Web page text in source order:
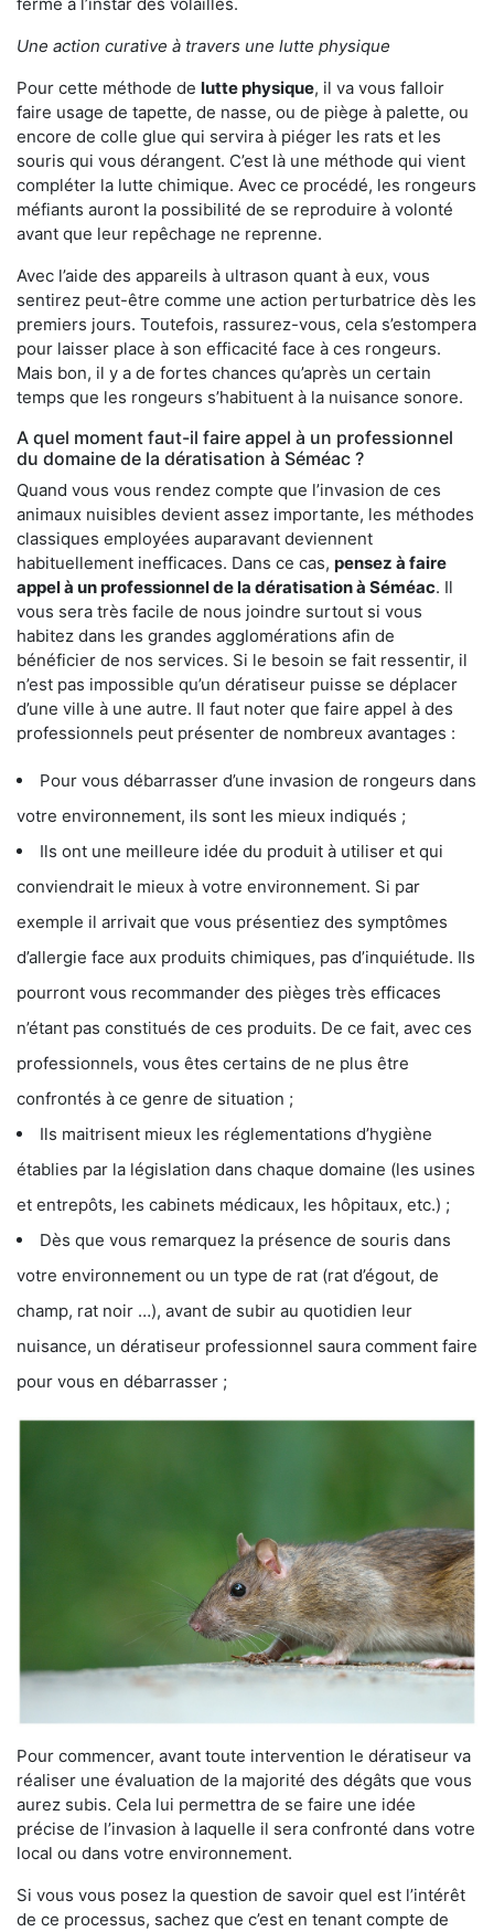
Une action curative à travers une lutte physique
Pour cette méthode de lutte physique, il va vous falloir
faire usage de tapette, de nasse, ou de piège à palette, ou
encore de colle glue qui servira à piéger les rats et les
souris qui vous dérangent. C’est là une méthode qui vient
compléter la lutte chimique. Avec ce procédé, les rongeurs
méfiants auront la possibilité de se reproduire à volonté
avant que leur repêchage ne reprenne.
Avec l’aide des appareils à ultrason quant à eux, vous
sentirez peut-être comme une action perturbatrice dès les
premiers jours. Toutefois, rassurez-vous, cela s’estompera
pour laisser place à son efficacité face à ces rongeurs.
Mais bon, il y a de fortes chances qu’après un certain
temps que les rongeurs s’habituent à la nuisance sonore.
A quel moment faut-il faire appel à un professionnel
du domaine de la dératisation à Séméac ?
Quand vous vous rendez compte que l’invasion de ces
animaux nuisibles devient assez importante, les méthodes
classiques employées auparavant deviennent
habituellement inefficaces. Dans ce cas, pensez à faire
appel à un professionnel de la dératisation à Séméac. Il
vous sera très facile de nous joindre surtout si vous
habitez dans les grandes agglomérations afin de
bénéficier de nos services. Si le besoin se fait ressentir, il
n’est pas impossible qu’un dératiseur puisse se déplacer
d’une ville à une autre. Il faut noter que faire appel à des
professionnels peut présenter de nombreux avantages :
Pour vous débarrasser d’une invasion de rongeurs dans
votre environnement, ils sont les mieux indiqués ;
Ils ont une meilleure idée du produit à utiliser et qui
conviendrait le mieux à votre environnement. Si par
exemple il arrivait que vous présentiez des symptômes
d’allergie face aux produits chimiques, pas d’inquiétude. Ils
pourront vous recommander des pièges très efficaces
n’étant pas constitués de ces produits. De ce fait, avec ces
professionnels, vous êtes certains de ne plus être
confrontés à ce genre de situation ;
Ils maitrisent mieux les réglementations d’hygiène
établies par la législation dans chaque domaine (les usines
et entrepôts, les cabinets médicaux, les hôpitaux, etc.) ;
Dès que vous remarquez la présence de souris dans
votre environnement ou un type de rat (rat d’égout, de
champ, rat noir …), avant de subir au quotidien leur
nuisance, un dératiseur professionnel saura comment faire
pour vous en débarrasser ;
Pour commencer, avant toute intervention le dératiseur va
réaliser une évaluation de la majorité des dégâts que vous
aurez subis. Cela lui permettra de se faire une idée
précise de l’invasion à laquelle il sera confronté dans votre
local ou dans votre environnement.
Si vous vous posez la question de savoir quel est l’intérêt
de ce processus, sachez que c’est en tenant compte de